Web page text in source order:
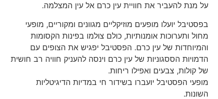
על מנת להעביר את חוויית עין כרם אל עין המצלמה.
בפסטיבל יועלו מופעים מוזיקליים מגוונים ומקוריים, מופעי
מחול ותערוכות אומנותיות, כולם צולמו בפינות הקסומות
והמיוחדות של עין כרם. הפסטיבל יפגיש את הצופים עם
הדמויות הססגוניות של עין כרם וינסה להעניק חוויה רב חושית
של קולות, צבעים ואפילו ריחות.
מופעי הפסטיבל יועברו בשידור חי במדיות הדיגיטליות
השונות.